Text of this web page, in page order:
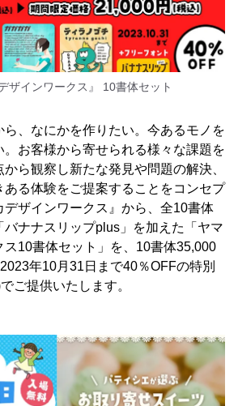
ザインワークス』 10書体セット
ら、なにかを作りたい。今あるモノを
。お客様から寄せられる様々な課題を
ら観察し新たな発見や問題の解決、
ある体験をご提案することをコンセプ
デザインワークス』から、全10書体
バナナスリップplus」を加えた「ヤマ
ス10書体セット」を、10書体35,000
年10月31日まで40％OFFの特別
ご提供いたします。